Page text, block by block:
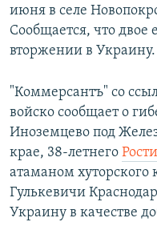
июня в селе
Сообщается, что двое
вторжении в Украину.
"Коммерсантъ" со
войско сообщает о
Иноземцево под
крае, 38-летнего
атаманом хуторского
Гулькевичи
Украину в качестве